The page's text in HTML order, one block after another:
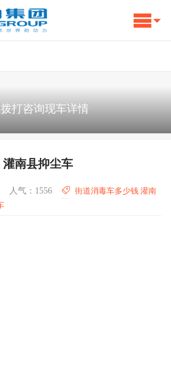
打咨询现车详情
南县抑尘车
人气：1556
街道消毒车多少钱 灌南